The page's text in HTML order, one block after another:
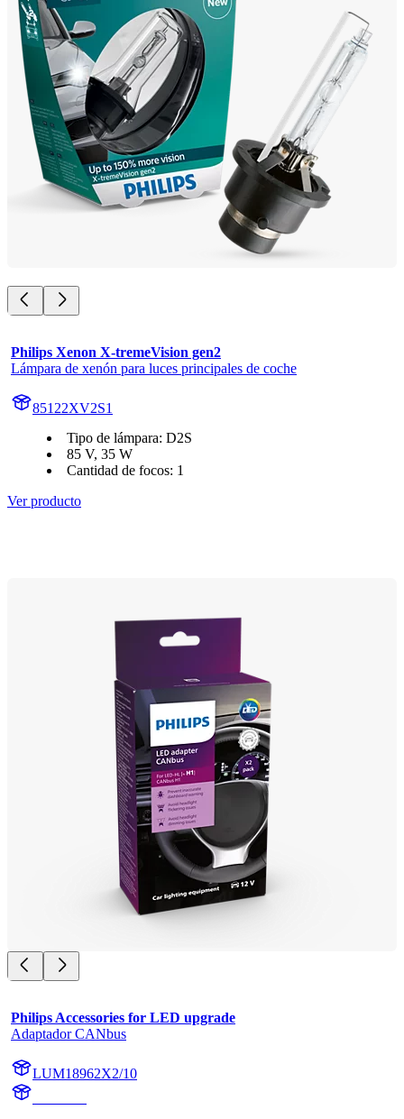
Philips Xenon X-tremeVision gen2
Lámpara de xenón para luces principales de coche
85122XV2S1
Tipo de lámpara: D2S
85 V, 35 W
Cantidad de focos: 1
Ver producto
Philips Accessories for LED upgrade
Adaptador CANbus
LUM18962X2/10